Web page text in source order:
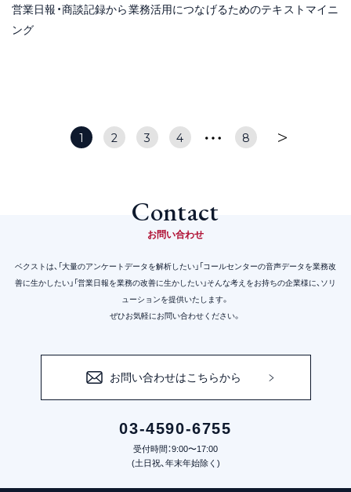
営業日報・商談記録から業務活用につなげるためのテキストマイニ
ング
1 2 3 4 8
Contact
お問い合わせ
ベクストは、「大量のアンケートデータを解析したい」「コールセンターの音声データを業務改
善に生かしたい」 「営業日報を業務の改善に生かしたい」そんな考えをお持ちの企業様に、ソリ
ューションを提供いたします。
ぜひお気軽にお問い合わせください。
お問い合わせはこちらから
03-4590-6755
受付時間：9:00〜17:00
(土日祝、年末年始除く)